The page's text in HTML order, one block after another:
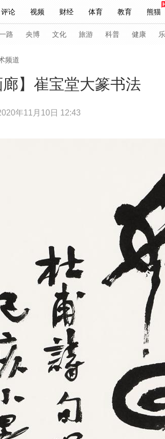
评论 视频 财经 体育 教育 熊猫
导人 央视快评 习式妙语 热解读 天天
听音 微视频 主持人 下载央视影音
Монгол
路 央博 文化 旅游 科普 健康
论 经济 军事
CBA NBA
文化体育
一带一路 非遗 文
云顶对话 云起 超级工厂 智
栏目 片库 总台企业
频道
廊】崔宝堂大篆书法
年11月10日 12:43